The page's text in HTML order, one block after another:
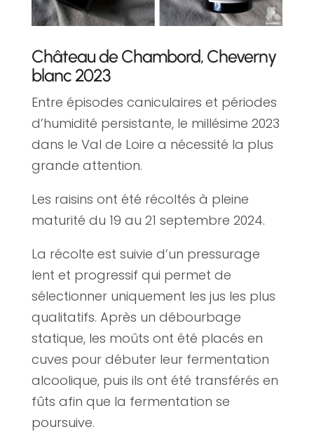
Château de Chambord, Cheverny
blanc 2023
Entre épisodes caniculaires et périodes
d’humidité persistante, le millésime 2023
dans le Val de Loire a nécessité la plus
grande attention.
Les raisins ont été récoltés à pleine
maturité du 19 au 21 septembre 2024.
La récolte est suivie d’un pressurage
lent et progressif qui permet de
sélectionner uniquement les jus les plus
qualitatifs. Après un débourbage
statique, les moûts ont été placés en
cuves pour débuter leur fermentation
alcoolique, puis ils ont été transférés en
fûts afin que la fermentation se
poursuive.